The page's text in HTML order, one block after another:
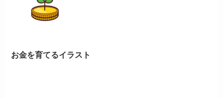
お金を育てるイラスト